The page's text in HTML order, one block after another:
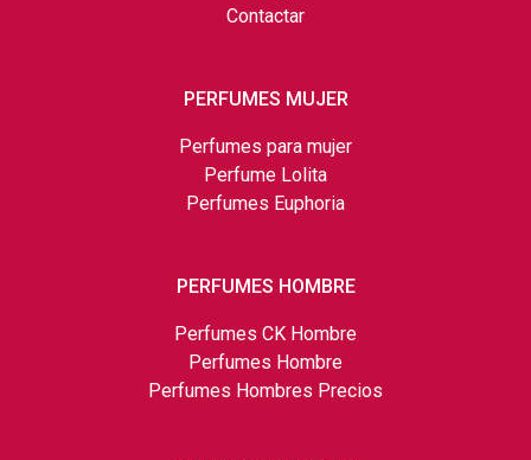
Contactar
PERFUMES MUJER
Perfumes para mujer
Perfume Lolita
Perfumes Euphoria
PERFUMES HOMBRE
Perfumes CK Hombre
Perfumes Hombre
Perfumes Hombres Precios